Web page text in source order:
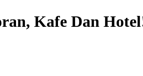
Kafe Dan